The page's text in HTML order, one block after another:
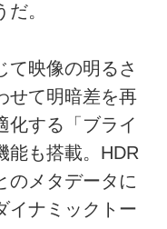
。
映像の明るさ
せて明暗差を再
化する「ブライ
能も搭載。HDR
のメタデータに
イナミックトー